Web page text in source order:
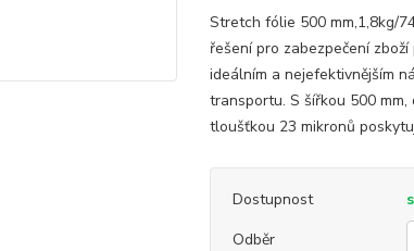
Stretch fólie 500 mm,1,8kg/
řešení pro zabezpečení
ideálním a nejefektivnějším
transportu. S šířkou 500
tloušťkou 23 mikronů
Dostupnost
Odběr